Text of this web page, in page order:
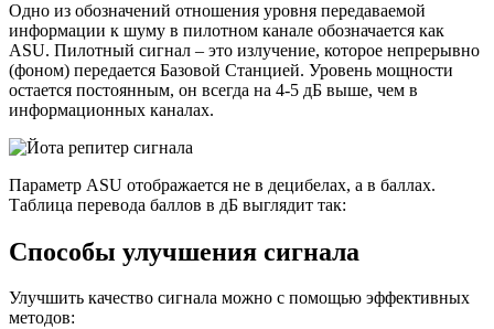
Одно из обозначений отношения уровня передаваемой
информации к шуму в пилотном канале обозначается как
ASU. Пилотный сигнал – это излучение, которое непрерывно
(фоном) передается Базовой Станцией. Уровень мощности
остается постоянным, он всегда на 4-5 дБ выше, чем в
информационных каналах.
Параметр ASU отображается не в децибелах, а в баллах.
Таблица перевода баллов в дБ выглядит так:
Способы улучшения сигнала
Улучшить качество сигнала можно с помощью эффективных
методов: